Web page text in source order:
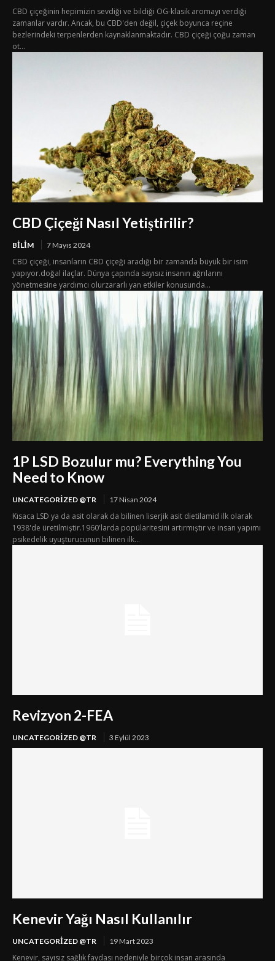
CBD çiçeğinin hepimizin sevdiği ve bildiği OG-klasik aromayı verdiği
zamanlar vardır. Ancak, bu CBD'den değil, çiçek boyunca reçine
bezlerindeki terpenlerden kaynaklanmaktadır. CBD çiçeği çoğu zaman
ot...
CBD Çiçeği Nasıl Yetiştirilir?
BILIM 7 Mayıs 2024
CBD çiçeği, insanların CBD çiçeği aradığı bir zamanda büyük bir isim
yapıyor.doğal ilaçlar. Dünya çapında sayısız insanın ağrılarını
yönetmesine yardımcı olurzararlı yan etkiler konusunda...
1P LSD Bozulur mu? Everything You
Need to Know
UNCATEGORIZED @TR 17 Nisan 2024
Kısaca LSD ya da asit olarak da bilinen liserjik asit dietilamid ilk olarak
1938'de üretilmiştir.1960'larda popülaritesini artırmıştır ve insan yapımı
psikedelik uyuşturucunun bilinen ilk...
Revizyon 2-FEA
UNCATEGORIZED @TR 3 Eylül 2023
Kenevir Yağı Nasıl Kullanılır
UNCATEGORIZED @TR 19 Mart 2023
Kenevir, sayısız sağlık faydası nedeniyle birçok insan arasında